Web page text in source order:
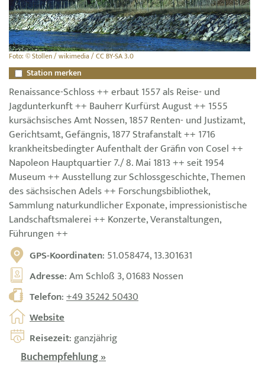
Foto: © Stollen / wikimedia / CC BY-SA 3.0
Station merken
Renaissance-Schloss ++ erbaut 1557 als Reise- und
Jagdunterkunft ++ Bauherr Kurfürst August ++ 1555
kursächsisches Amt Nossen, 1857 Renten- und Justizamt,
Gerichtsamt, Gefängnis, 1877 Strafanstalt ++ 1716
krankheitsbedingter Aufenthalt der Gräfin von Cosel ++
Napoleon Hauptquartier 7./ 8. Mai 1813 ++ seit 1954
Museum ++ Ausstellung zur Schlossgeschichte, Themen
des sächsischen Adels ++ Forschungsbibliothek,
Sammlung naturkundlicher Exponate, impressionistische
Landschaftsmalerei ++ Konzerte, Veranstaltungen,
Führungen ++
GPS-Koordinaten: 51.058474, 13.301631
Adresse: Am Schloß 3, 01683 Nossen
Telefon:+49 35242 50430
Website
Reisezeit: ganzjährig
Buchempfehlung »